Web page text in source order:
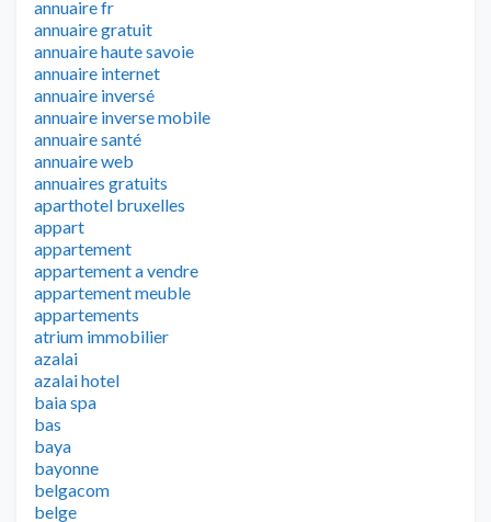
annuaire fr
annuaire gratuit
annuaire haute savoie
annuaire internet
annuaire inversé
annuaire inverse mobile
annuaire santé
annuaire web
annuaires gratuits
aparthotel bruxelles
appart
appartement
appartement a vendre
appartement meuble
appartements
atrium immobilier
azalai
azalai hotel
baia spa
bas
baya
bayonne
belgacom
belge